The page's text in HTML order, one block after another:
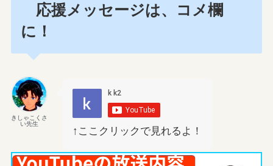
応援メッセージは、コメ欄
に！
きしゃこくさ
い先生
↑ここクリックで見れるよ！